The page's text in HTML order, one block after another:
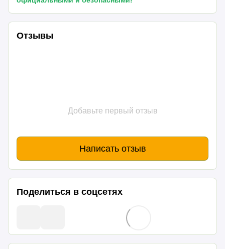
Отзывы
Добавьте первый отзыв
Написать отзыв
Поделиться в соцсетях